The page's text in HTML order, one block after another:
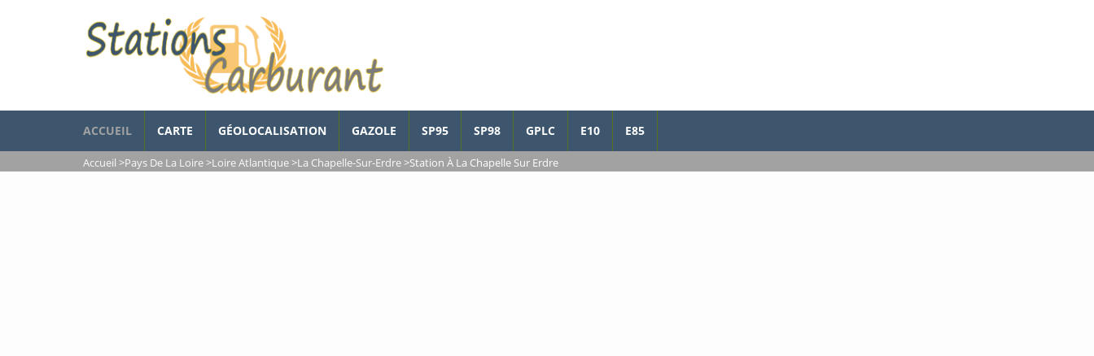
ACCUEIL CARTE GÉOLOCALISATION GAZOLE SP95 SP98 GPLC E10 E85
Accueil >Pays De La Loire>Loire Atlantique>La Chapelle-Sur-Erdre>Station À La Chapelle Sur Erdre